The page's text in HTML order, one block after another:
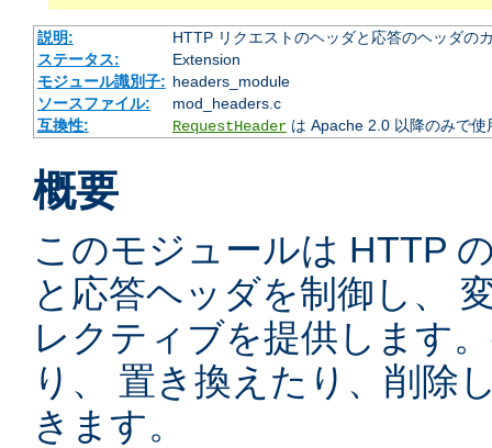
説明:
HTTP リクエストのヘッダと応答のヘッダの
ステータス:
Extension
モジュール識別子: headers_module
ソースファイル:
mod_headers.c
互換性:
RequestHeaderは Apache 2.0 以降のみで使
概要
このモジュールは HTTP
と応答ヘッダを制御し、
レクティブを提供します
り、 置き換えたり、削除
きます。